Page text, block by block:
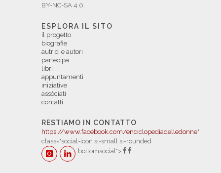
BY-NC-SA 4.0.
ESPLORA IL SITO
il progetto
biografie
autrici e autori
partecipa
libri
appuntamenti
iniziative
assòciati
contatti
RESTIAMO IN CONTATTO
https://www.facebook.com/enciclopediadelledonne"
class="social-icon si-small si-rounded
bottomsocial">